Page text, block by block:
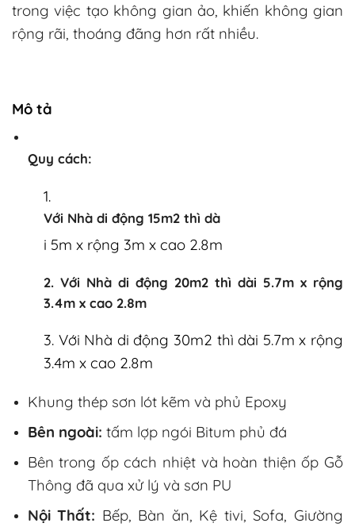
trong việc tạo không gian ảo, khiến không gian
rộng rãi, thoáng đãng hơn rất nhiều.
Mô tả
Quy cách:
1.
Với Nhà di động 15m2 thì dà
i 5m x rộng 3m x cao 2.8m
2. Với Nhà di động 20m2 thì dài 5.7m x rộng
3.4m x cao 2.8m
3. Với Nhà di động 30m2 thì dài 5.7m x rộng
3.4m x cao 2.8m
Khung thép sơn lót kẽm và phủ Epoxy
Bên ngoài: tấm lợp ngói Bitum phủ đá
Bên trong ốp cách nhiệt và hoàn thiện ốp Gỗ
Thông đã qua xử lý và sơn PU
Nội Thất: Bếp, Bàn ăn, Kệ tivi, Sofa, Giường